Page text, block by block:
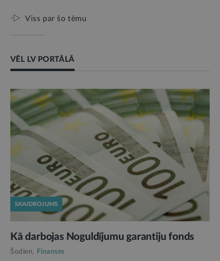
Viss par šo tēmu
VĒL LV PORTĀLĀ
SKAIDROJUMS
Kā darbojas Noguldījumu garantiju fonds
Šodien, Finanses